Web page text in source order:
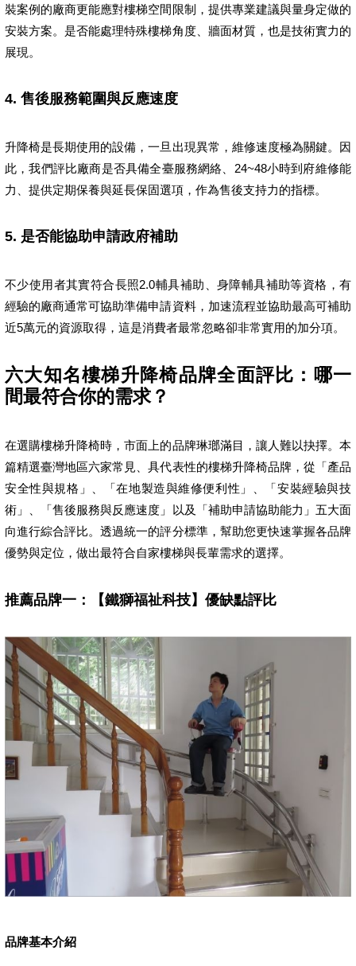
裝案例的廠商更能應對樓梯空間限制，提供專業建議與量身定做的
安裝方案。是否能處理特殊樓梯角度、牆面材質，也是技術實力的
展現。
4. 售後服務範圍與反應速度
升降椅是長期使用的設備，一旦出現異常，維修速度極為關鍵。因
此，我們評比廠商是否具備全臺服務網絡、24~48小時到府維修能
力、提供定期保養與延長保固選項，作為售後支持力的指標。
5. 是否能協助申請政府補助
不少使用者其實符合長照2.0輔具補助、身障輔具補助等資格，有
經驗的廠商通常可協助準備申請資料，加速流程並協助最高可補助
近5萬元的資源取得，這是消費者最常忽略卻非常實用的加分項。
六大知名樓梯升降椅品牌全面評比：哪一
間最符合你的需求？
在選購樓梯升降椅時，市面上的品牌琳瑯滿目，讓人難以抉擇。本
篇精選臺灣地區六家常見、具代表性的樓梯升降椅品牌，從「產品
安全性與規格」、「在地製造與維修便利性」、「安裝經驗與技
術」、「售後服務與反應速度」以及「補助申請協助能力」五大面
向進行綜合評比。透過統一的評分標準，幫助您更快速掌握各品牌
優勢與定位，做出最符合自家樓梯與長輩需求的選擇。
推薦品牌一：【鐵獅福祉科技】優缺點評比
品牌基本介紹